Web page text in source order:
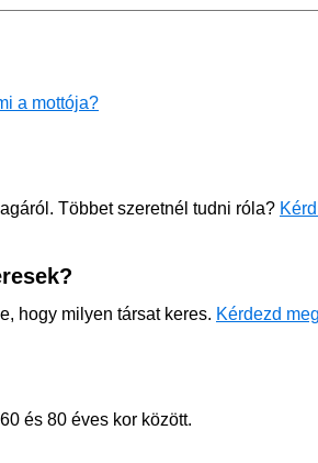
a mottója?
Többet szeretnél tudni róla?
hogy milyen társat keres. Kérdezd
és 80 éves kor között.